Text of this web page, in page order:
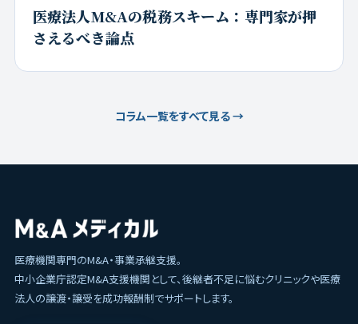
医療法人M&Aの税務スキーム：専門家が押
さえるべき論点
コラム一覧をすべて見る →
医療機関専門のM&A・事業承継支援。
中小企業庁認定M&A支援機関として、後継者不足に悩むクリニックや医療
法人の譲渡・譲受を成功報酬制でサポートします。